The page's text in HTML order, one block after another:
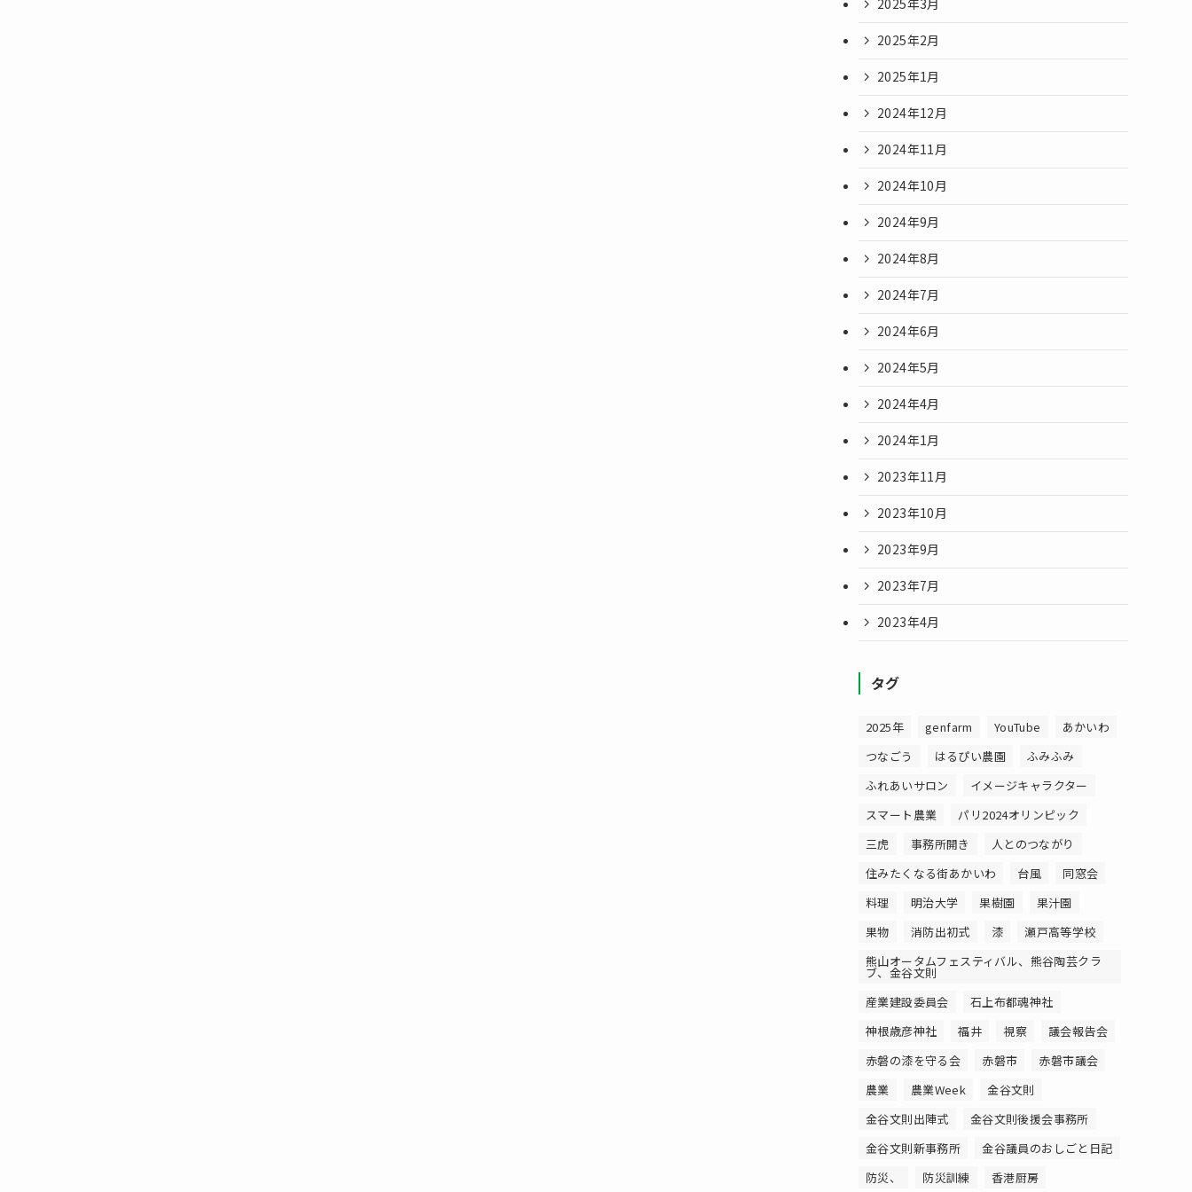
2025年3月
2025年2月
2025年1月
2024年12月
2024年11月
2024年10月
2024年9月
2024年8月
2024年7月
2024年6月
2024年5月
2024年4月
2024年1月
2023年11月
2023年10月
2023年9月
2023年7月
2023年4月
タグ
2025年 genfarm YouTube
あかいわ
つなごう
はるぴい農園
ふみふみ
ふれあいサロン
イメージキャラクター
スマート農業
パリ2024オリンピック
三虎
事務所開き
人とのつながり
住みたくなる街あかいわ
台風
同窓会
料理
明治大学 果樹園
果汁園
果物
消防出初式 漆
瀬戸高等学校
熊山オータムフェスティバル、熊谷陶芸クラ
ブ、金谷文則
産業建設委員会
石上布都魂神社
神根歳彦神社
福井 視察
議会報告会
赤磐の漆を守る会
赤磐市
赤磐市議会
農業
農業Week
金谷文則
金谷文則出陣式
金谷文則後援会事務所
金谷文則新事務所
金谷議員のおしごと日記
防災、
防災訓練 香港厨房